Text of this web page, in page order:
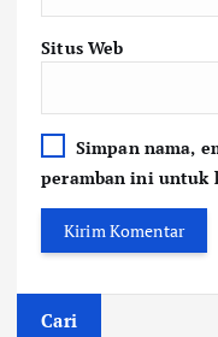
Situs Web
Simpan nama,
peramban ini untuk
Cari